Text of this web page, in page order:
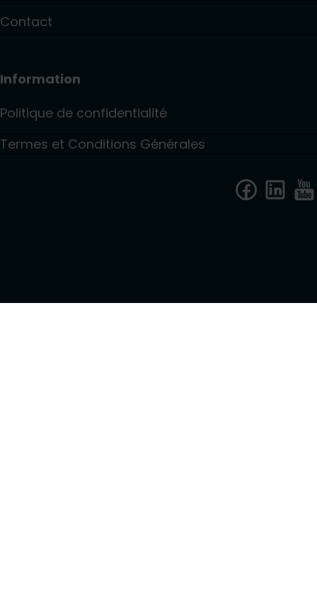
Contact
Information
Politique de confidentialité
Termes et Conditions Générales